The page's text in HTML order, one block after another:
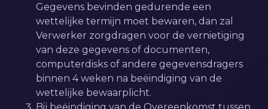
Gegevens bevinden gedurende een
wettelijke termijn moet bewaren, dan zal
Verwerker zorgdragen voor de vernietiging
van deze gegevens of documenten,
computerdisks of andere gegevensdragers
binnen 4 weken na beëindiging van de
wettelijke bewaarplicht.